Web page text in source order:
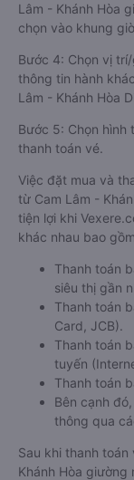
Lâm - Khánh Hòa
chọn vào khung
Bước 4: Chọn vị
thông tin hành
Lâm - Khánh Hòa
Bước 5: Chọn hình
thanh toán vé.
Việc đặt mua và
từ Cam Lâm -
tiện lợi khi
khác nhau bao
Thanh toán
siêu thị gần
Thanh toán
Card, JCB).
Thanh toán
tuyến
Thanh toán
Bên cạnh
thông qua
Sau khi thanh toán
Khánh Hòa giường